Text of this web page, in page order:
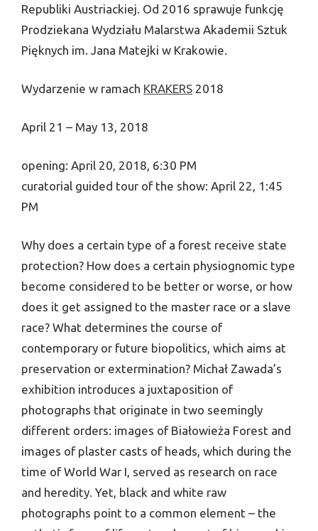
Republiki Austriackiej. Od 2016 sprawuje funkcję
Prodziekana Wydziału Malarstwa Akademii Sztuk
Pięknych im. Jana Matejki w Krakowie.
Wydarzenie w ramach KRAKERS 2018
April 21 – May 13, 2018
opening: April 20, 2018, 6:30 PM
curatorial guided tour of the show: April 22, 1:45
PM
Why does a certain type of a forest receive state
protection? How does a certain physiognomic type
become considered to be better or worse, or how
does it get assigned to the master race or a slave
race? What determines the course of
contemporary or future biopolitics, which aims at
preservation or extermination? Michał Zawada’s
exhibition introduces a juxtaposition of
photographs that originate in two seemingly
different orders: images of Białowieża Forest and
images of plaster casts of heads, which during the
time of World War I, served as research on race
and heredity. Yet, black and white raw
photographs point to a common element – the